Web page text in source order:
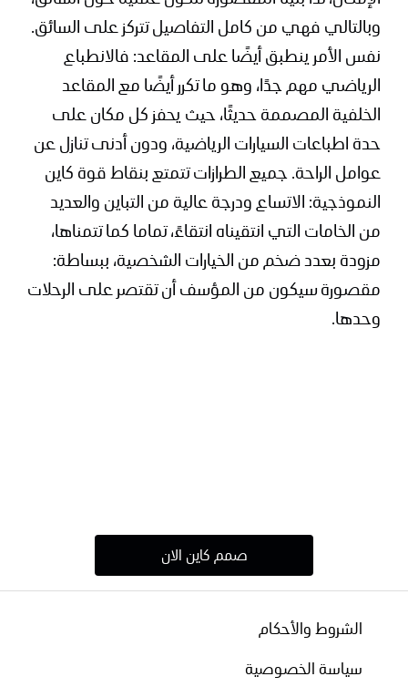
وبالتالي فهي من كامل التفاصيل تتركز على السائق.
نفس الأمر ينطبق أيضًا على المقاعد: فالانطباع
الرياضي مهم جدًا، وهو ما تكرر أيضًا مع المقاعد
الخلفية المصممة حديثًا، حيث يحفز كل مكان على
حدة اطباعات السيارات الرياضية، ودون أدنى تنازل عن
عوامل الراحة. جميع الطرازات تتمتع بنقاط قوة كاين
النموذجية: الاتساع ودرجة عالية من التباين والعديد
من الخامات التي انتقيناه انتقاءً، تماما كما تتمناها،
مزودة بعدد ضخم من الخيارات الشخصية، ببساطة:
مقصورة سيكون من المؤسف أن تقتصر على الرحلات
وحدها.
صمم كاين الان
الشروط والأحكام
سياسة الخصوصية